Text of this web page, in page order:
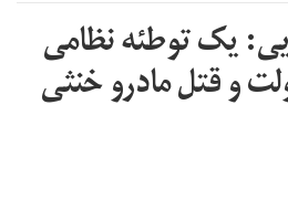
یک توطئه نظامی
و قتل مادرو خنثی